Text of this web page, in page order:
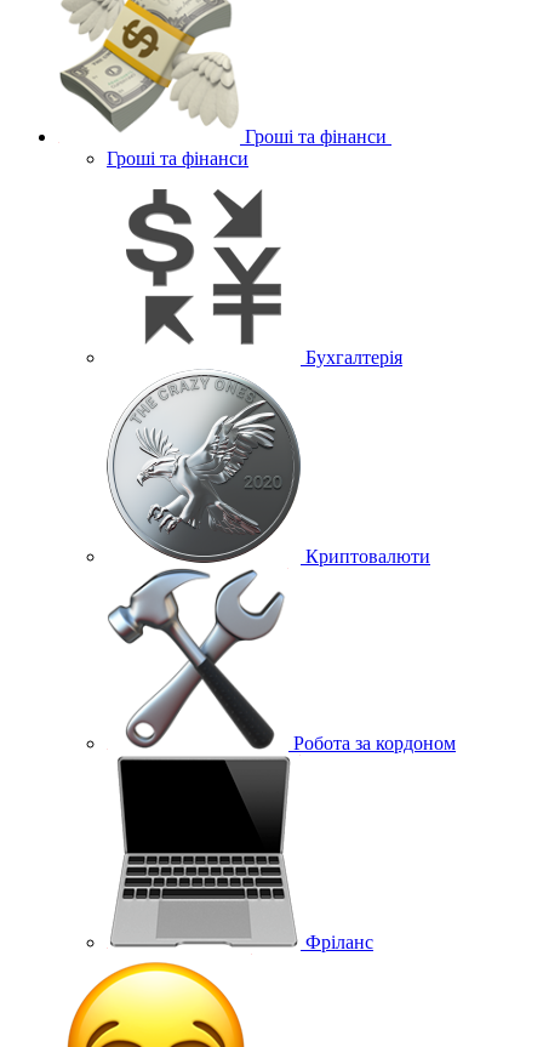
Гроші та фінанси
Гроші та фінанси
Бухгалтерія
Криптовалюти
Робота за кордоном
Фріланс